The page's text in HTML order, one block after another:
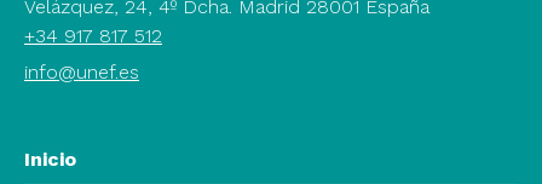
Velázquez, 24, 4º Dcha. Madrid 28001 España
+34 917 817 512
info@unef.es
Inicio